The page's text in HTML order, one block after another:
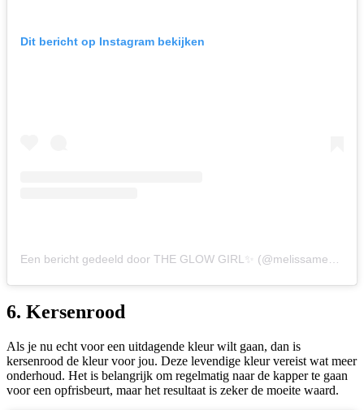
Dit bericht op Instagram bekijken
6. Kersenrood
Als je nu echt voor een uitdagende kleur wilt gaan, dan is
kersenrood de kleur voor jou. Deze levendige kleur vereist wat meer
onderhoud. Het is belangrijk om regelmatig naar de kapper te gaan
voor een opfrisbeurt, maar het resultaat is zeker de moeite waard.